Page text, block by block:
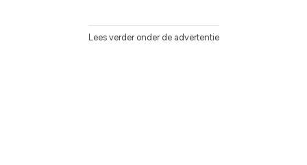
Lees verder onder de advertentie